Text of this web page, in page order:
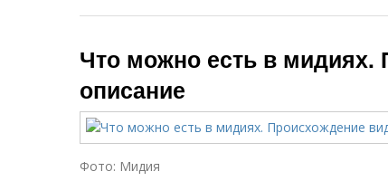
Что можно есть в мидиях.
описание
Фото: Мидия